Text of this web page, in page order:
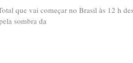
que vai começar no Brasil às 12 h
sombra da